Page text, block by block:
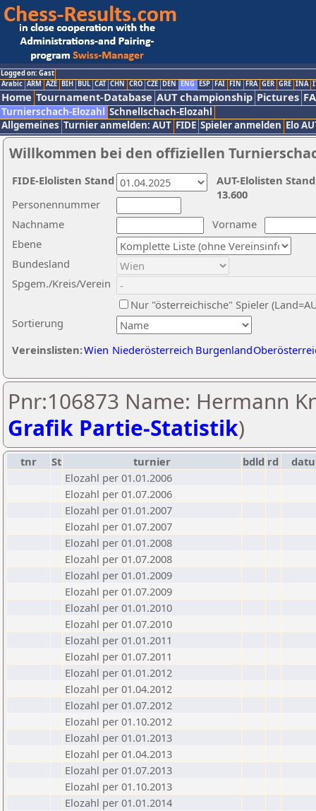
Logged on: Gast
Arabic ARM AZE BIH BUL CAT CHN CRO CZE DEN ENG ESP FAI FIN FRA GER GRE INA
Home Tournament-Database AUT championship Pictures
Turnierschach-Elozahl Schnellschach-Elozahl
Allgemeines Turnier anmelden: AUT FIDE Spieler anmelden Elo
Willkommen bei den offiziellen
Nachname
Vorname
Ebene
Sortierung
Personennummer
Bundesland
Spgem./Kreis/Verein
Nur "österreichische" Spieler
Vereinslisten:Wien Niederösterreich Burgenland
AUT-Elolisten
13.600
FIDE-Elolisten Stand
Pnr:106873 Name: Hermann
Grafik Partie-Statistik)
tnr St turnier bdld rd
Elozahl per 01.01.2006
Elozahl per 01.07.2006
Elozahl per 01.01.2007
Elozahl per 01.07.2007
Elozahl per 01.01.2008
Elozahl per 01.07.2008
Elozahl per 01.01.2009
Elozahl per 01.07.2009
Elozahl per 01.01.2010
Elozahl per 01.07.2010
Elozahl per 01.01.2011
Elozahl per 01.07.2011
Elozahl per 01.01.2012
Elozahl per 01.04.2012
Elozahl per 01.07.2012
Elozahl per 01.10.2012
Elozahl per 01.01.2013
Elozahl per 01.04.2013
Elozahl per 01.07.2013
Elozahl per 01.10.2013
Elozahl per 01.01.2014